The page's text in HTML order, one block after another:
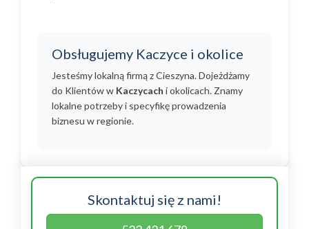
Obsługujemy Kaczyce i okolice
Jesteśmy lokalną firmą z Cieszyna. Dojeżdżamy
do Klientów w Kaczycach i okolicach. Znamy
lokalne potrzeby i specyfikę prowadzenia
biznesu w regionie.
Skontaktuj się z nami!